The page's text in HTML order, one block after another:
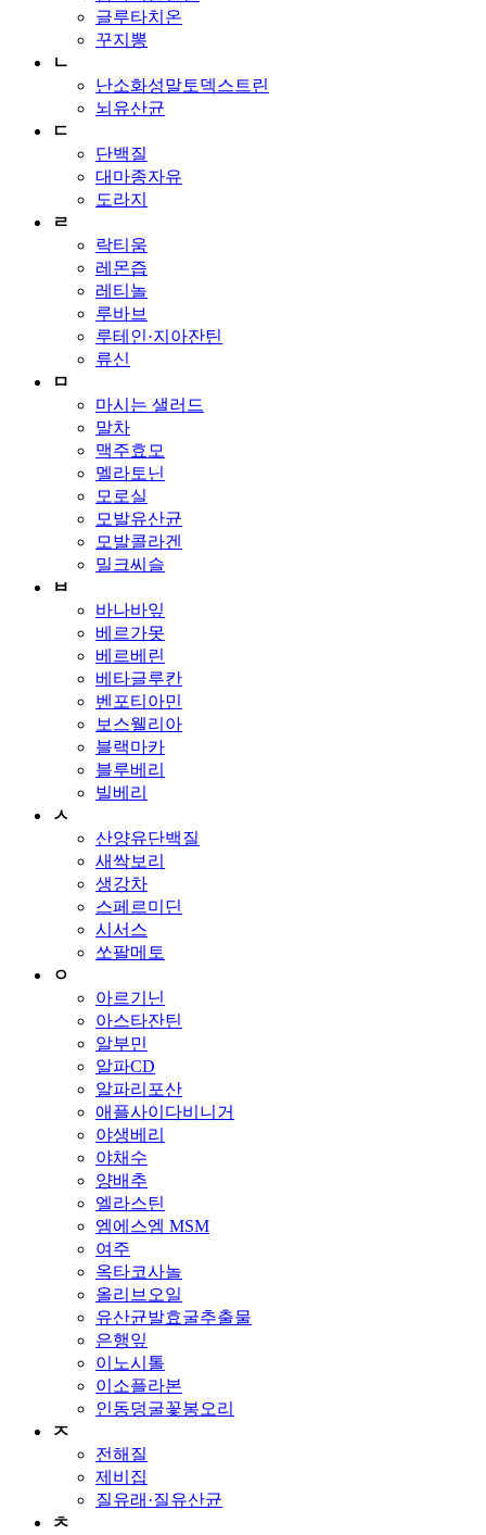
글루타치온
꾸지뽕
ㄴ
난소화성말토덱스트린
뇌유산균
ㄷ
단백질
대마종자유
도라지
ㄹ
락티움
레몬즙
레티놀
루바브
루테인·지아잔틴
류신
ㅁ
마시는 샐러드
말차
맥주효모
멜라토닌
모로실
모발유산균
모발콜라겐
밀크씨슬
ㅂ
바나바잎
베르가못
베르베린
베타글루칸
벤포티아민
보스웰리아
블랙마카
블루베리
빌베리
ㅅ
산양유단백질
새싹보리
생강차
스페르미딘
시서스
쏘팔메토
ㅇ
아르기닌
아스타잔틴
알부민
알파CD
알파리포산
애플사이다비니거
야생베리
야채수
양배추
엘라스틴
엠에스엠 MSM
여주
옥타코사놀
올리브오일
유산균발효굴추출물
은행잎
이노시톨
이소플라본
인동덩굴꽃봉오리
ㅈ
전해질
제비집
질유래·질유산균
ㅊ